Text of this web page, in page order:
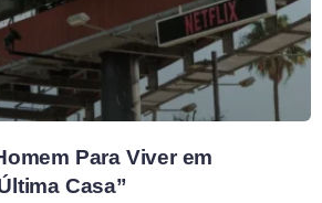
Para Viver em
Casa”